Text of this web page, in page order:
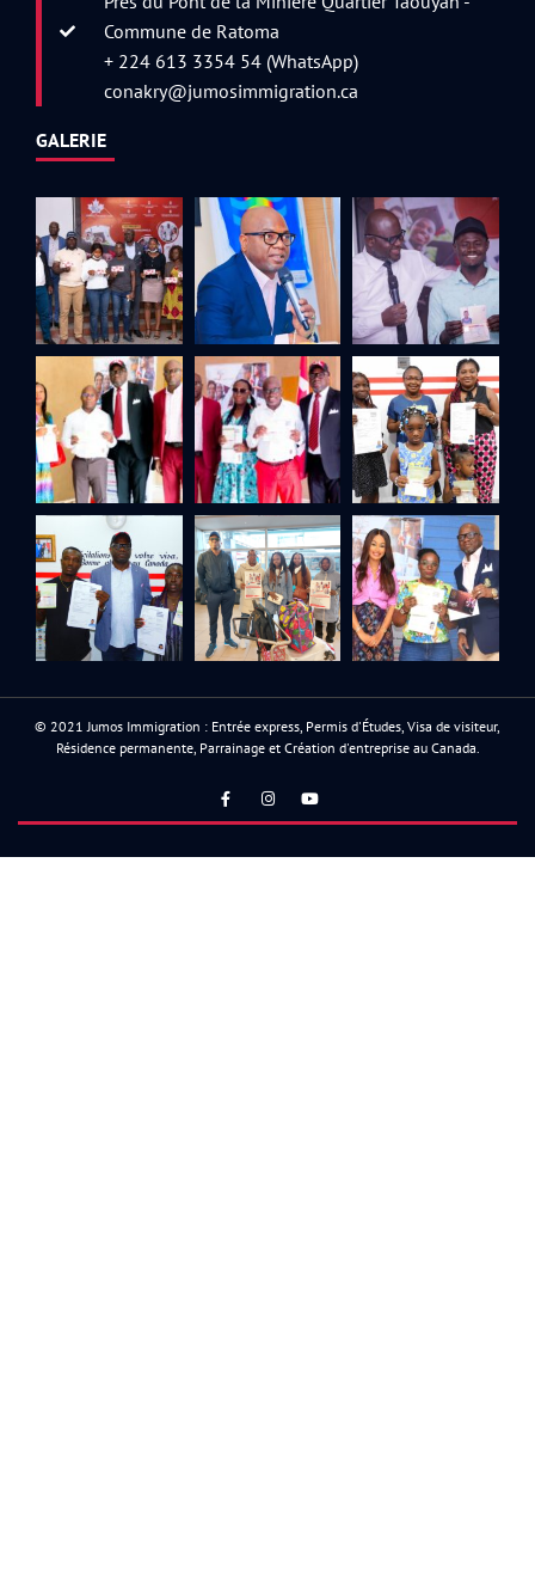
Commune de Ratoma
+ 224 613 3354 54 (WhatsApp)
conakry@jumosimmigration.ca
GALERIE
© 2021 Jumos Immigration : Entrée express, Permis d'Études, Visa de visiteur,
Résidence permanente, Parrainage et Création d'entreprise au Canada.